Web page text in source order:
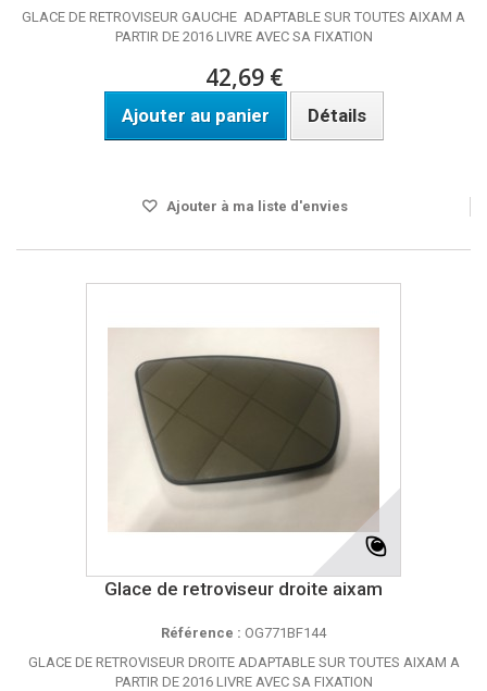
GLACE DE RETROVISEUR GAUCHE ADAPTABLE SUR TOUTES AIXAM A
PARTIR DE 2016 LIVRE AVEC SA FIXATION
42,69 €
Ajouter au panier Détails
Ajouter à ma liste d'envies
Glace de retroviseur droite aixam
Référence : OG771BF144
GLACE DE RETROVISEUR DROITE ADAPTABLE SUR TOUTES AIXAM A
PARTIR DE 2016 LIVRE AVEC SA FIXATION